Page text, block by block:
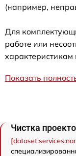
(например,
Для
работе или
Показать
Чистка